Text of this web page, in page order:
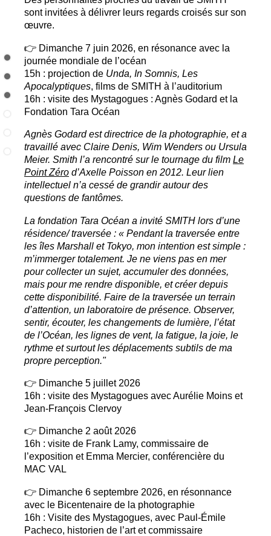
sont invitées à délivrer leurs regards croisés sur son
œuvre.
👉 Dimanche 7 juin 2026, en résonance avec la
journée mondiale de l’océan
15h : projection de Unda, In Somnis, Les
Apocalyptiques, films de SMITH à l’auditorium
16h : visite des Mystagogues : Agnès Godard et la
Fondation Tara Océan
Agnès Godard est directrice de la photographie, et a
travaillé avec Claire Denis, Wim Wenders ou Ursula
Meier. Smith l’a rencontré sur le tournage du film Le
Point Zéro d’Axelle Poisson en 2012. Leur lien
intellectuel n’a cessé de grandir autour des
questions de fantômes.
La fondation Tara Océan a invité SMITH lors d’une
résidence/ traversée : « Pendant la traversée entre
les îles Marshall et Tokyo, mon intention est simple :
m’immerger totalement. Je ne viens pas en mer
pour collecter un sujet, accumuler des données,
mais pour me rendre disponible, et créer depuis
cette disponibilité. Faire de la traversée un terrain
d’attention, un laboratoire de présence. Observer,
sentir, écouter, les changements de lumière, l’état
de l’Océan, les lignes de vent, la fatigue, la joie, le
rythme et surtout les déplacements subtils de ma
propre perception."
👉 Dimanche 5 juillet 2026
16h : visite des Mystagogues avec Aurélie Moins et
Jean-François Clervoy
👉 Dimanche 2 août 2026
16h : visite de Frank Lamy, commissaire de
l’exposition et Emma Mercier, conférencière du
MAC VAL
👉 Dimanche 6 septembre 2026, en résonnance
avec le Bicentenaire de la photographie
16h : Visite des Mystagogues, avec Paul-Émile
Pacheco, historien de l’art et commissaire